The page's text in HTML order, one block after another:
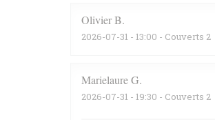
OlivierB
2026-07-31 - 13:00 - Couverts 2
MarielaureG
2026-07-31 - 19:30 - Couverts 2